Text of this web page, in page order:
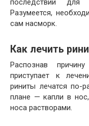
последствий
Разумеется,
сам насморк.
Как лечить
Распознав
приступает к
риниты лечатся по-
плане — капли в
носа растворами.